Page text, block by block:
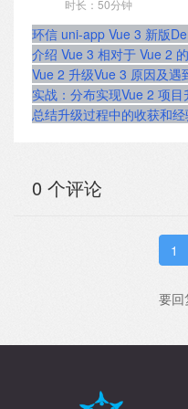
时长：50分钟
环信 uni-app Vue 3 新版
介绍 Vue 3 相对于 Vue 2
Vue 2 升级Vue 3 原因及遇
实战：分布实现Vue 2 项
总结升级过程中的收获和
0 个评论
1
要回